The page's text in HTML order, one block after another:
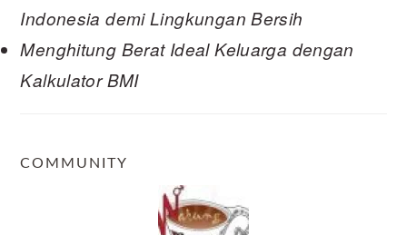
Indonesia demi Lingkungan Bersih
Menghitung Berat Ideal Keluarga dengan
Kalkulator BMI
COMMUNITY